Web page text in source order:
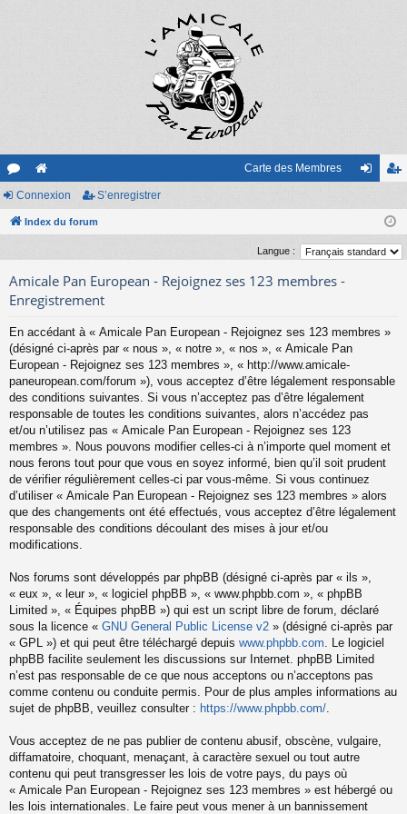
or
u
s
e
sit
Carte des Membres
xi
nr
eg
Connexion S’enregistrer
Index du forum
Langue :
Amicale Pan European - Rejoignez ses 123 membres -
Enregistrement
En accédant à « Amicale Pan European - Rejoignez ses 123 membres »
(désigné ci-après par « nous », « notre », « nos », « Amicale Pan
European - Rejoignez ses 123 membres », « http://www.amicale-
paneuropean.com/forum »), vous acceptez d’être légalement responsable
des conditions suivantes. Si vous n’acceptez pas d’être légalement
responsable de toutes les conditions suivantes, alors n’accédez pas
et/ou n’utilisez pas « Amicale Pan European - Rejoignez ses 123
membres ». Nous pouvons modifier celles-ci à n’importe quel moment et
nous ferons tout pour que vous en soyez informé, bien qu’il soit prudent
de vérifier régulièrement celles-ci par vous-même. Si vous continuez
d’utiliser « Amicale Pan European - Rejoignez ses 123 membres » alors
que des changements ont été effectués, vous acceptez d’être légalement
responsable des conditions découlant des mises à jour et/ou
modifications.
Nos forums sont développés par phpBB (désigné ci-après par « ils »,
« eux », « leur », « logiciel phpBB », « www.phpbb.com », « phpBB
Limited », « Équipes phpBB ») qui est un script libre de forum, déclaré
sous la licence « GNU General Public License v2 » (désigné ci-après par
« GPL ») et qui peut être téléchargé depuis www.phpbb.com . Le logiciel
phpBB facilite seulement les discussions sur Internet. phpBB Limited
n’est pas responsable de ce que nous acceptons ou n’acceptons pas
comme contenu ou conduite permis. Pour de plus amples informations au
sujet de phpBB, veuillez consulter : https://www.phpbb.com/
Vous acceptez de ne pas publier de contenu abusif, obscène, vulgaire,
diffamatoire, choquant, menaçant, à caractère sexuel ou tout autre
contenu qui peut transgresser les lois de votre pays, du pays où
« Amicale Pan European - Rejoignez ses 123 membres » est hébergé ou
les lois internationales. Le faire peut vous mener à un bannissement